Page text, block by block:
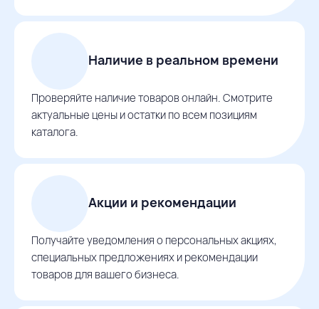
Наличие в реальном времени
Проверяйте наличие товаров онлайн. Смотрите
актуальные цены и остатки по всем позициям
каталога.
Акции и рекомендации
Получайте уведомления о персональных акциях,
специальных предложениях и рекомендации
товаров для вашего бизнеса.